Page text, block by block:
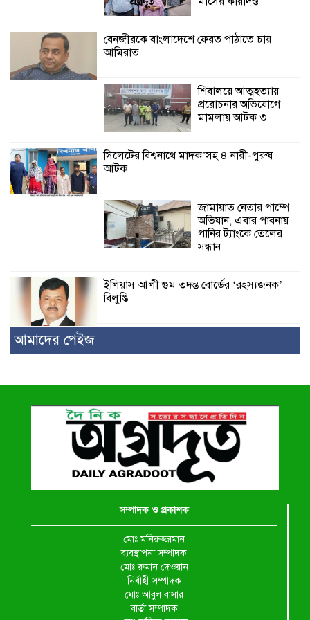
জেলেদের মতবিনিময় সভা
বেনজীরকে বাংলাদেশে ফেরত পাঠাতে চায়
আমিরাত
শিবালয়ে আত্মহত্যায়
প্ররোচনার অভিযোগে
মামলায় আটক ৩
সিলেটের বিশ্বনাথে মাদক’সহ ৪ নারী-পুরুষ
আটক
জামায়াত নেতার পাম্পে
অভিযান, এবার পাবনায়
পানির ট্যাংকে তেলের
সন্ধান
ইলিয়াস আলী গুম তদন্ত বোর্ডের ‘রহস্যজনক’
বিলুপ্তি
আমাদের পেইজ
সম্পাদক ও প্রকাশক
মোঃ মনিরুজ্জামান
ব্যবস্থাপনা সম্পাদক
মোঃ রুমান দেওয়ান
নির্বাহী সম্পাদক
মোঃ আবুল বাসার
বার্তা সম্পাদক